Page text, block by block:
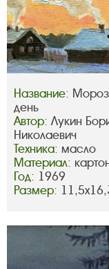
Название:
день
Автор: Лукин
Николаевич
Техника: масло
Материал:
Год: 1969
Размер: